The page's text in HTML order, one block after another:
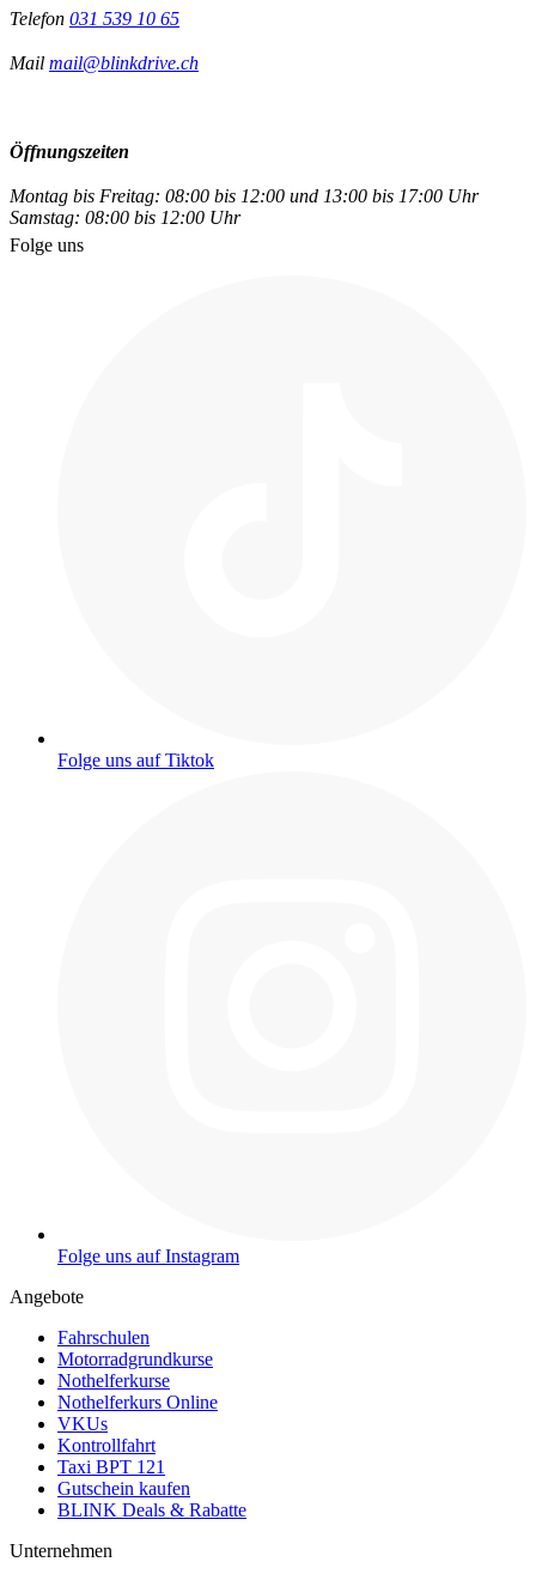
Telefon 031 539 10 65
Mail mail@blinkdrive.ch
Öffnungszeiten
Montag bis Freitag: 08:00 bis 12:00 und 13:00 bis 17:00 Uhr
Samstag: 08:00 bis 12:00 Uhr
Folge uns
Folge uns auf Tiktok
Folge uns auf Instagram
Angebote
Fahrschulen
Motorradgrundkurse
Nothelferkurse
Nothelferkurs Online
VKUs
Kontrollfahrt
Taxi BPT 121
Gutschein kaufen
BLINK Deals & Rabatte
Unternehmen